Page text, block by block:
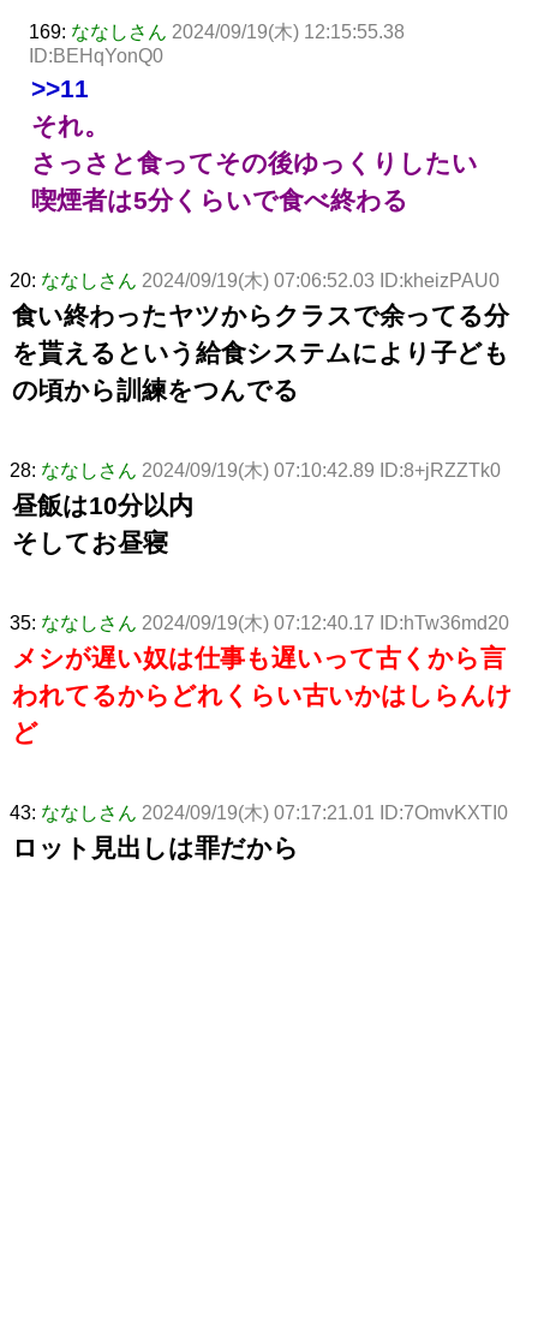
169: ななしさん 2024/09/19(木) 12:15:55.38
ID:BEHqYonQ0
>>11
それ。
さっさと食ってその後ゆっくりしたい
喫煙者は5分くらいで食べ終わる
20: ななしさん 2024/09/19(木) 07:06:52.03 ID:kheizPAU0
食い終わったヤツからクラスで余ってる分
を貰えるという給食システムにより子ども
の頃から訓練をつんでる
28: ななしさん 2024/09/19(木) 07:10:42.89 ID:8+jRZZTk0
昼飯は10分以内
そしてお昼寝
35: ななしさん 2024/09/19(木) 07:12:40.17 ID:hTw36md20
メシが遅い奴は仕事も遅いって古くから言
われてるからどれくらい古いかはしらんけ
ど
43: ななしさん 2024/09/19(木) 07:17:21.01 ID:7OmvKXTI0
ロット見出しは罪だから